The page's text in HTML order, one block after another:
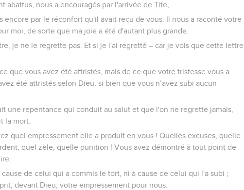
abattus, nous a encouragés par l'arrivée de Tite,
encore par le réconfort qu'il avait reçu de vous. Il nous a raconté votre
moi, de sorte que ma joie a été d'autant plus grande.
je ne le regrette pas. Et si je l'ai regretté – car je vois que cette lettre
que vous avez été attristés, mais de ce que votre tristesse vous a
été attristés selon Dieu, si bien que vous n’avez subi aucun
une repentance qui conduit au salut et que l'on ne regrette jamais,
la mort.
quel empressement elle a produit en vous ! Quelles excuses, quelle
quel zèle, quelle punition ! Vous avez démontré à tout point de
de celui qui a commis le tort, ni à cause de celui qui l'a subi ;
devant Dieu, votre empressement pour nous.